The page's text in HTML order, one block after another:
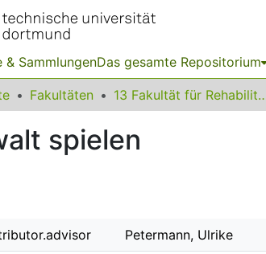
& SammlungenDas gesamte Repositorium
Fakultäten 13 Fakultät für
spielen
Petermann, Ulrike